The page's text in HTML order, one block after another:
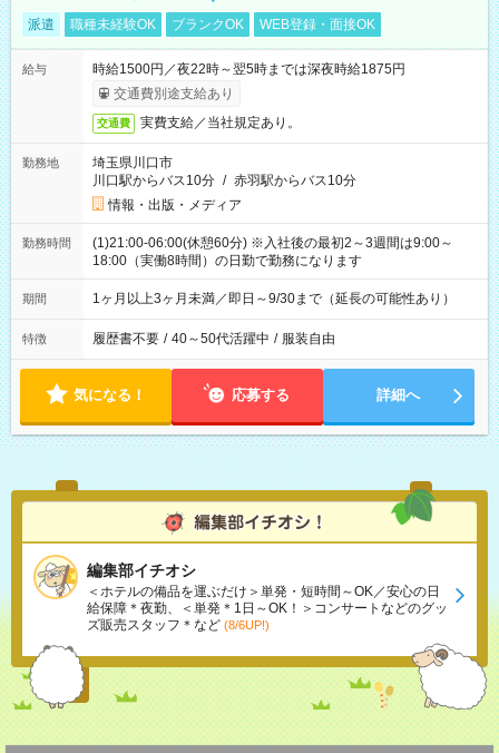
派遣 職種未経験OK ブランクOK WEB登録・面接OK
給与
時給1500円／夜22時～翌5時までは深夜時給1875円
交通費別途支給あり
交通費 実費支給／当社規定あり。
勤務地
埼玉県川口市
川口駅からバス10分 / 赤羽駅からバス10分
情報・出版・メディア
勤務時間
(1)21:00-06:00(休憩60分) ※入社後の最初2～3週間は9:00～
18:00（実働8時間）の日勤で勤務になります
期間 1ヶ月以上3ヶ月未満／即日～9/30まで（延長の可能性あり）
特徴 履歴書不要 / 40～50代活躍中 / 服装自由
気になる！ 応募する 詳細へ
編集部イチオシ
＜ホテルの備品を運ぶだけ＞単発・短時間～OK／安心の日
給保障＊夜勤、＜単発＊1日～OK！＞コンサートなどのグッ
ズ販売スタッフ＊など (8/6UP!)